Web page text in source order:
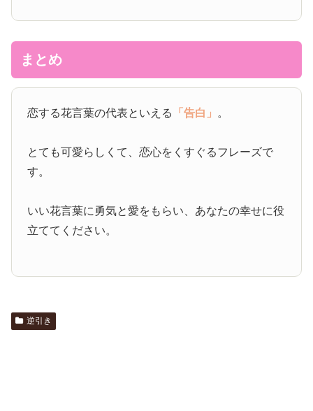
まとめ
恋する花言葉の代表といえる 「告白」 。
とても可愛らしくて、恋心をくすぐるフレーズで
す。
いい花言葉に勇気と愛をもらい、あなたの幸せに役
立ててください。
逆引き